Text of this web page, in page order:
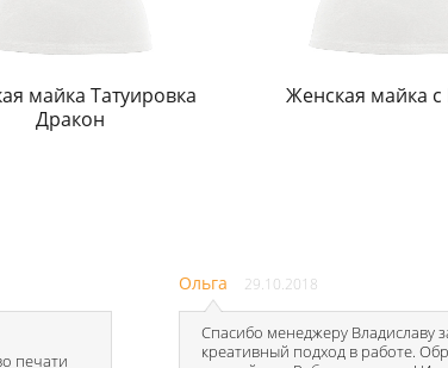
майка Татуировка
Дракон
Женская майка
печати
Ольга 29.10.2018
Спасибо менеджеру Владиславу
креативный подход в работе.